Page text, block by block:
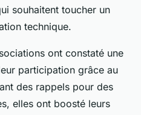
souhaitent toucher un
technique.
ont constaté une
participation grâce au
des rappels pour des
elles ont boosté leurs